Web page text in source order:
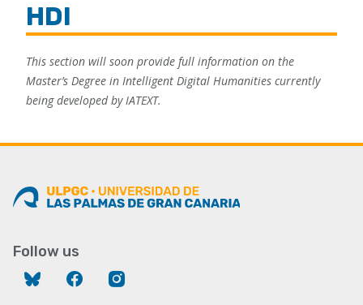
HDI
This section will soon provide full information on the
Master’s Degree in Intelligent Digital Humanities currently
being developed by IATEXT.
Follow us
Bluesky Facebook